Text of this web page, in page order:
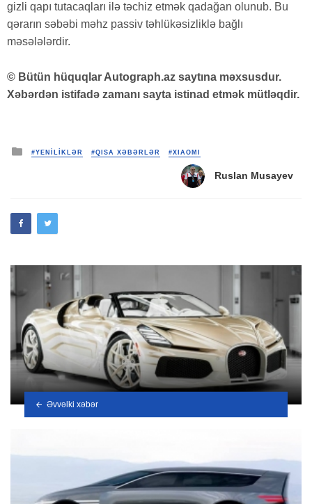
gizli qapı tutacaqları ilə təchiz etmək qadağan olunub. Bu
qərarın səbəbi məhz passiv təhlükəsizliklə bağlı
məsələlərdir.
© Bütün hüquqlar Autograph.az saytına məxsusdur.
Xəbərdən istifadə zamanı sayta istinad etmək mütləqdir.
Posted
#YENİLİKLƏR #QISA XƏBƏRLƏR #XIAOMI
Ruslan Musayev
Əvvəlki xəbər